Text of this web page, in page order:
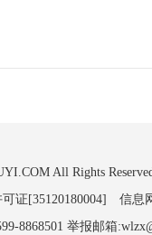
All Rights
证[35120180004] 信息
8868501 举报邮箱